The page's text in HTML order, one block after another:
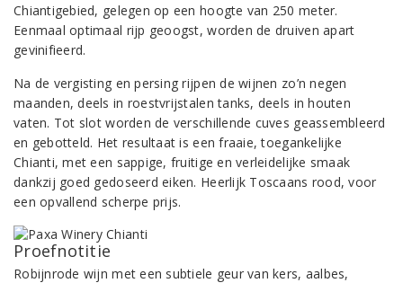
Chiantigebied, gelegen op een hoogte van 250 meter.
Eenmaal optimaal rijp geoogst, worden de druiven apart
gevinifieerd.
Na de vergisting en persing rijpen de wijnen zo’n negen
maanden, deels in roestvrijstalen tanks, deels in houten
vaten. Tot slot worden de verschillende cuves geassembleerd
en gebotteld. Het resultaat is een fraaie, toegankelijke
Chianti, met een sappige, fruitige en verleidelijke smaak
dankzij goed gedoseerd eiken. Heerlijk Toscaans rood, voor
een opvallend scherpe prijs.
Proefnotitie
Robijnrode wijn met een subtiele geur van kers, aalbes,